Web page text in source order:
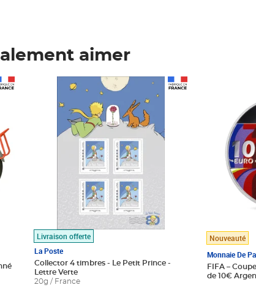
aimer
Livraison offerte
La Poste
Collector 4 timbres - Le Petit Prince -
Lettre Verte
20g / France
Prix 7,50€
Nouveauté
Monnaie De
FIFA –
de 10€